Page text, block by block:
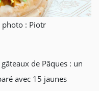
photo : Piotr
de Pâques : un
avec 15 jaunes